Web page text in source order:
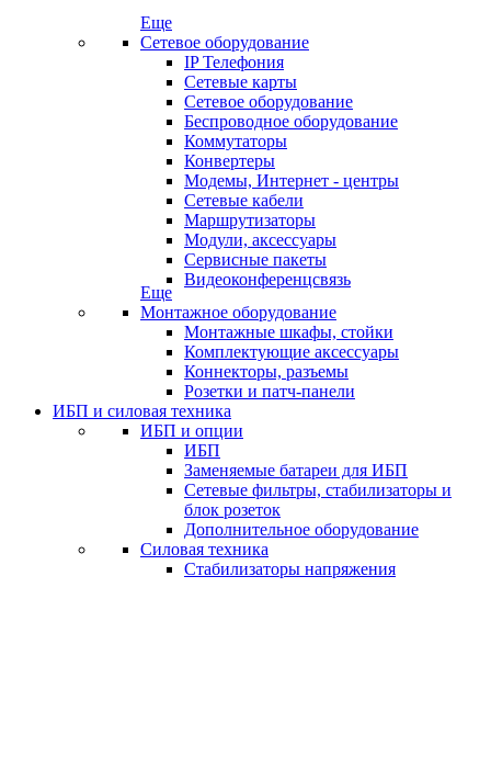
Еще
Сетевое оборудование
IP Телефония
Сетевые карты
Сетевое оборудование
Беспроводное оборудование
Коммутаторы
Конвертеры
Модемы, Интернет - центры
Сетевые кабели
Маршрутизаторы
Модули, аксессуары
Сервисные пакеты
Видеоконференцсвязь
Еще
Монтажное оборудование
Монтажные шкафы, стойки
Комплектующие аксессуары
Коннекторы, разъемы
Розетки и патч-панели
ИБП и силовая техника
ИБП и опции
ИБП
Заменяемые батареи для ИБП
Сетевые фильтры, стабилизаторы и
блок розеток
Дополнительное оборудование
Силовая техника
Стабилизаторы напряжения